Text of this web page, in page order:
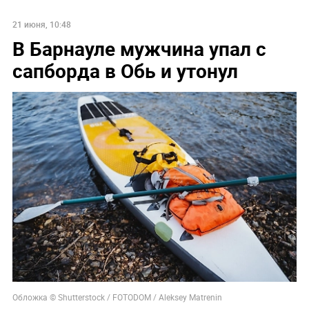
21 июня, 10:48
В Барнауле мужчина упал с
сапборда в Обь и утонул
Обложка © Shutterstock / FOTODOM / Aleksey Matrenin